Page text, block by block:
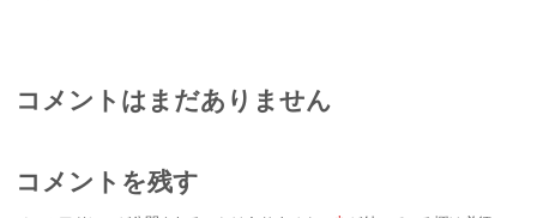
コメントはまだありません
コメントを残す